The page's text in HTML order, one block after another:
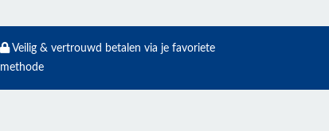
Veilig & vertrouwd betalen via je favoriete
methode